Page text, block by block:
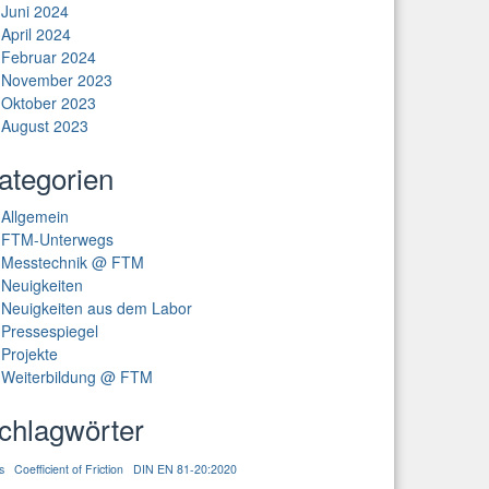
Juni 2024
April 2024
Februar 2024
November 2023
Oktober 2023
August 2023
Allgemein
FTM-Unterwegs
Messtechnik @ FTM
Neuigkeiten
Neuigkeiten aus dem Labor
Pressespiegel
Projekte
Weiterbildung @ FTM
Coefficient of Friction DIN EN 81-20:2020